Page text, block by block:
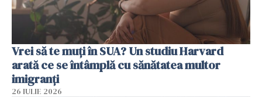
Vrei să te muți în SUA? Un studiu Harvard
arată ce se întâmplă cu sănătatea multor
imigranți
26 IULIE 2026